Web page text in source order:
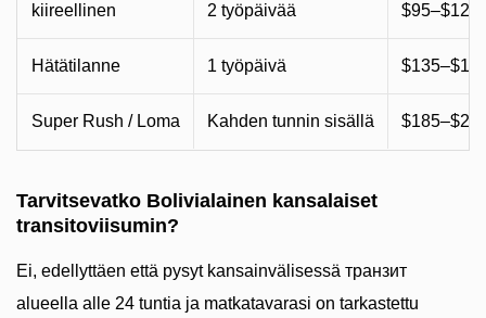
kiireellinen 2 työpäivää $95–$125
Hätätilanne 1 työpäivä
Super Rush / Loma Kahden tunnin sisällä
Tarvitsevatko Bolivialainen kansalaiset
transitoviisumin?
Ei, edellyttäen että pysyt kansainvälisessä транзит
alueella alle 24 tuntia ja matkatavarasi on tarkastettu